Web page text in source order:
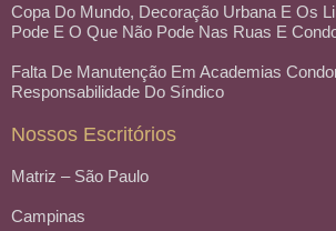
Copa Do Mundo, Decoração Urbana E Os
Pode E O Que Não Pode Nas Ruas E
Falta De Manutenção Em Academias
Responsabilidade Do Síndico
Nossos Escritórios
Matriz – São Paulo
Campinas